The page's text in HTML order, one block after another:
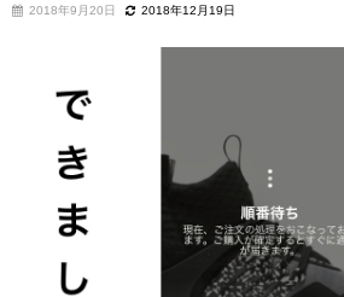
2018年9月20日 2018年12月19日